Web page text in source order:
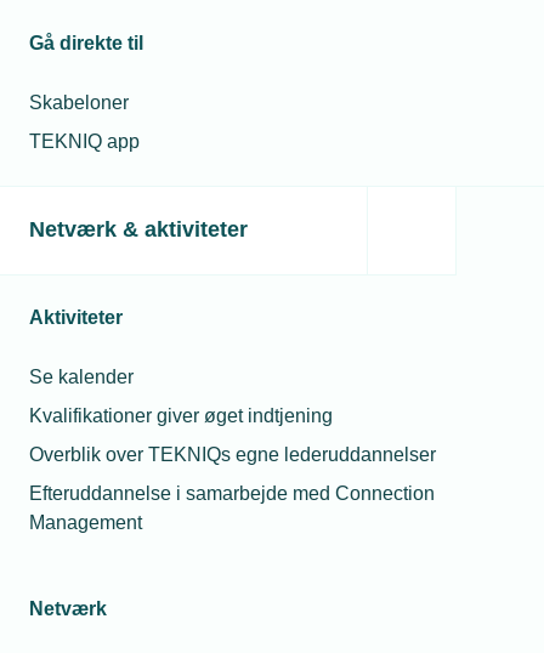
Gå direkte til
Skabeloner
TEKNIQ app
Netværk & aktiviteter
Aktiviteter
Se kalender
Kvalifikationer giver øget indtjening
Overblik over TEKNIQs egne lederuddannelser
Efteruddannelse i samarbejde med Connection
Management
Netværk